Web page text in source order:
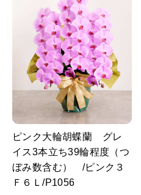
ピンク大輪胡蝶蘭 グレ
イス3本立ち39輪程度（つ
ぼみ数含む） /ピンク３
Ｆ６Ｌ/P1056